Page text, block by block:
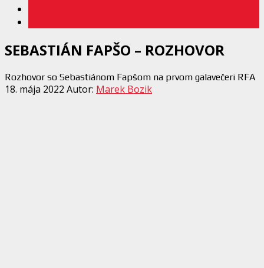
SEBASTIÁN FAPŠO – ROZHOVOR
Rozhovor so Sebastiánom Fapšom na prvom galavečeri RFA
18. mája 2022 Autor: Marek Bozik